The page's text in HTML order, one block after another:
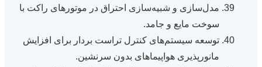
مدل‌سازی و شبیه‌سازی احتراق در موتورهای راکت با
سوخت مایع و جامد.
توسعه سیستم‌های کنترل تراست بردار برای افزایش
مانورپذیری هواپیماهای بدون سرنشین.